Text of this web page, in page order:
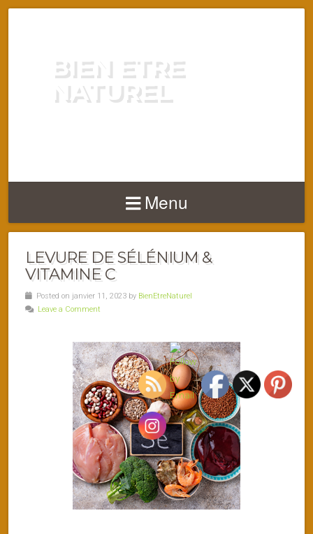
BIEN ETRE
NATUREL
Menu
LEVURE DE SÉLÉNIUM &
VITAMINE C
Posted on janvier 11, 2023 by BienEtreNaturel
Leave a Comment